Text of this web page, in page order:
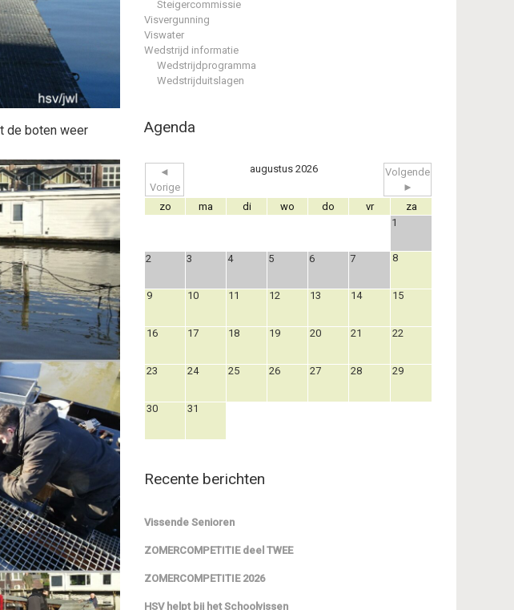
de boten weer
Steigercommissie
Visvergunning
Viswater
Wedstrijd informatie
Wedstrijdprogramma
Wedstrijduitslagen
Agenda
◄
Vorige
augustus 2026
Volgende
►
zo
ma di wo do vr
za
1
2 3 4 5 6 7 8
9 10 11 12 13 14 15
16 17 18 19 20 21 22
23 24 25 26 27 28 29
30 31
Recente berichten
Vissende Senioren
ZOMERCOMPETITIE deel TWEE
ZOMERCOMPETITIE 2026
HSV helpt bij het Schoolvissen